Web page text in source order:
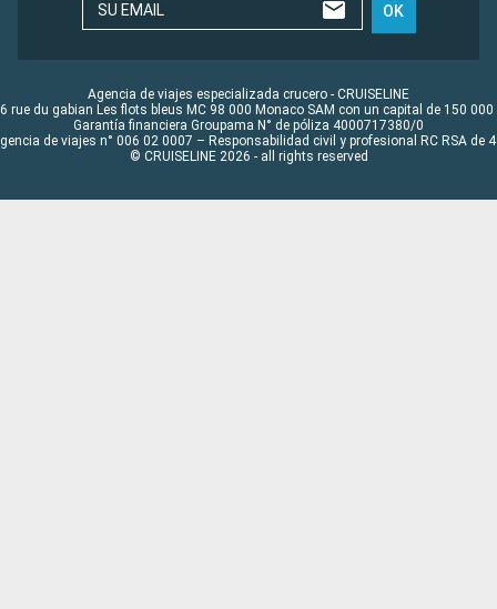
SU EMAIL OK
Agencia de viajes especializada crucero - CRUISELINE
rue du gabian Les flots bleus MC 98 000 Monaco SAM con un capital de 150 000
Garantía financiera Groupama N° de póliza 4000717380/0
de viajes n° 006 02 0007 – Responsabilidad civil y profesional RC RSA de
© CRUISELINE 2026 - all rights reserved